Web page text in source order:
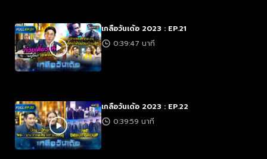
เกลือวันเด้อ 2023 : EP.21
0:39:47 นาที
เกลือวันเด้อ 2023 : EP.22
0:39:59 นาที